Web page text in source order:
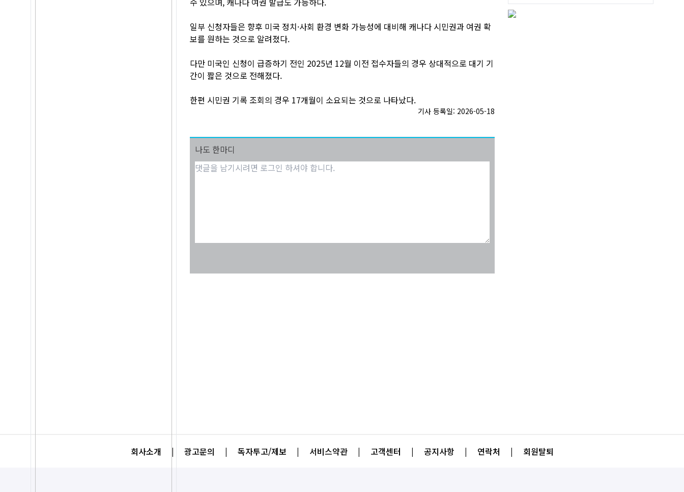
일부 신청자들은 향후 미국 정치·사회 환경 변화 가능성에 대비해 캐나다 시민권과 여권 확
보를 원하는 것으로 알려졌다.
다만 미국인 신청이 급증하기 전인 2025년 12월 이전 접수자들의 경우 상대적으로 대기 기
간이 짧은 것으로 전해졌다.
한편 시민권 기록 조회의 경우 17개월이 소요되는 것으로 나타났다.
기사 등록일: 2026-05-18
나도 한마디
회사소개 | 광고문의 | 독자투고/제보 | 서비스약관 | 고객센터 | 공지사항 | 연락처 | 회원탈퇴